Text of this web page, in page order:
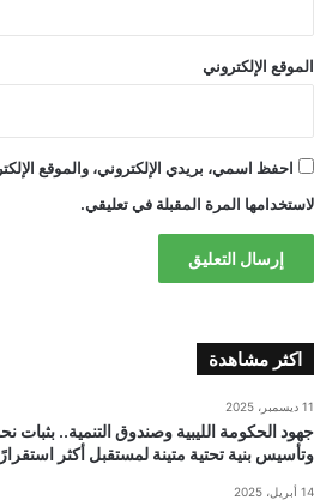
الموقع الإلكتروني
احفظ اسمي، بريدي الإلكتروني، والموقع
لاستخدامها المرة المقبلة في تعليقي.
اكثر مشاهدة
11 ديسمبر، 2025
جهود الحكومة الليبية وصندوق التنمية.. بثبات
وتأسيس بنية تحتية متينة لمستقبل أكثر
14 أبريل، 2025